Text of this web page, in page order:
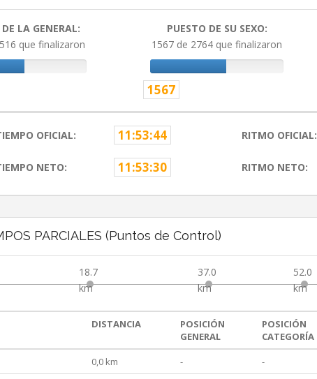
LA GENERAL:
que finalizaron
PUESTO DE SU SEXO:
1567 de 2764 que finalizaron
1567
OFICIAL: 11:53:44 RITMO OFICIAL:
NETO: 11:53:30 RITMO NETO:
PARCIALES (Puntos de Control)
18.7
km
37.0
km
52.0
km
DISTANCIA
POSICIÓN
GENERAL
POSICIÓN
CATEGORÍA
0,0 km - -